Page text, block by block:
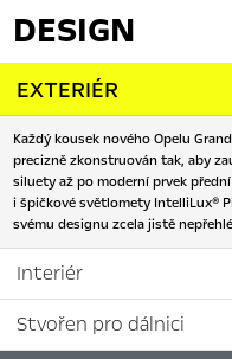
DESIGN
EXTERIÉR
Každý kousek nového Opelu
precizně zkonstruován tak, aby
siluety až po moderní prvek
i špičkové světlomety IntelliLux®
svému designu zcela jistě
Interiér
Stvořen pro dálnici